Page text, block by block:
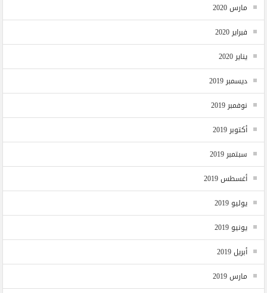
مارس 2020
فبراير 2020
يناير 2020
ديسمبر 2019
نوفمبر 2019
أكتوبر 2019
سبتمبر 2019
أغسطس 2019
يوليو 2019
يونيو 2019
أبريل 2019
مارس 2019